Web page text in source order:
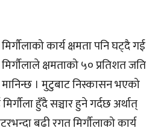
कार्य क्षमता पनि घट्दै गई
क्षमताको ५० प्रतिशत जति
। मुटुबाट निस्कासन भएको
हुँदै सञ्चार हुने गर्दछ अर्थात्
बढी रगत मिर्गौलाको कार्य